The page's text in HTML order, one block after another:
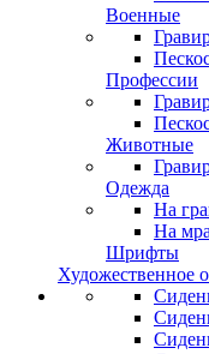
Военные
Профессии
Животные
Одежда
На
На
Шрифты
Художественное